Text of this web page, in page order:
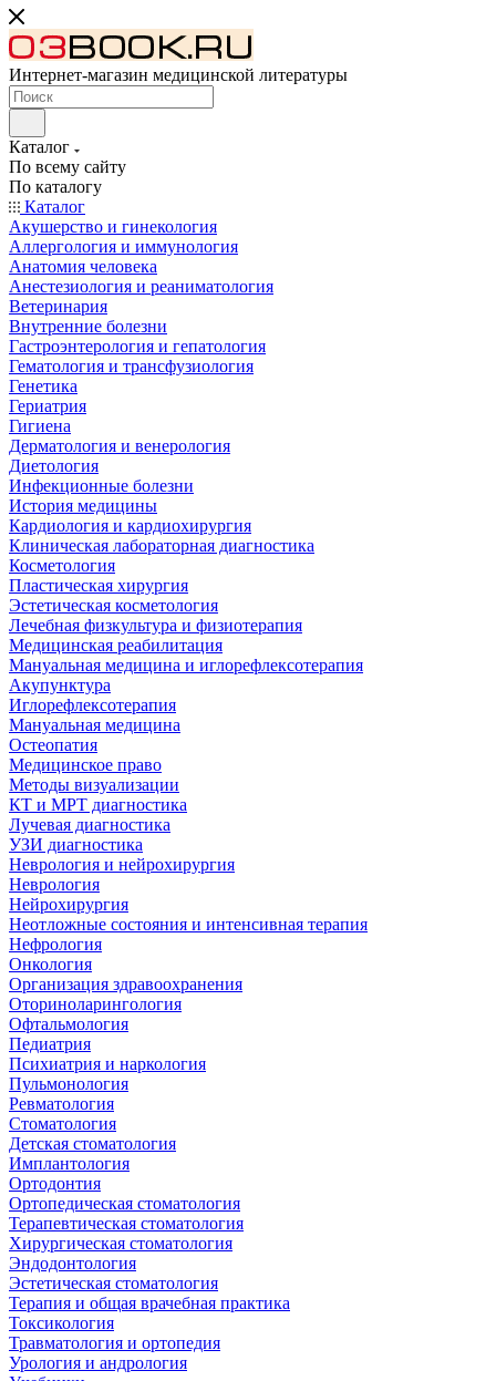
Интернет-магазин медицинской литературы
Каталог
По всему сайту
По каталогу
Каталог
Акушерство и гинекология
Аллергология и иммунология
Анатомия человека
Анестезиология и реаниматология
Ветеринария
Внутренние болезни
Гастроэнтерология и гепатология
Гематология и трансфузиология
Генетика
Гериатрия
Гигиена
Дерматология и венерология
Диетология
Инфекционные болезни
История медицины
Кардиология и кардиохирургия
Клиническая лабораторная диагностика
Косметология
Пластическая хирургия
Эстетическая косметология
Лечебная физкультура и физиотерапия
Медицинская реабилитация
Мануальная медицина и иглорефлексотерапия
Акупунктура
Иглорефлексотерапия
Мануальная медицина
Остеопатия
Медицинское право
Методы визуализации
КТ и МРТ диагностика
Лучевая диагностика
УЗИ диагностика
Неврология и нейрохирургия
Неврология
Нейрохирургия
Неотложные состояния и интенсивная терапия
Нефрология
Онкология
Организация здравоохранения
Оториноларингология
Офтальмология
Педиатрия
Психиатрия и наркология
Пульмонология
Ревматология
Стоматология
Детская стоматология
Имплантология
Ортодонтия
Ортопедическая стоматология
Терапевтическая стоматология
Хирургическая стоматология
Эндодонтология
Эстетическая стоматология
Терапия и общая врачебная практика
Токсикология
Травматология и ортопедия
Урология и андрология